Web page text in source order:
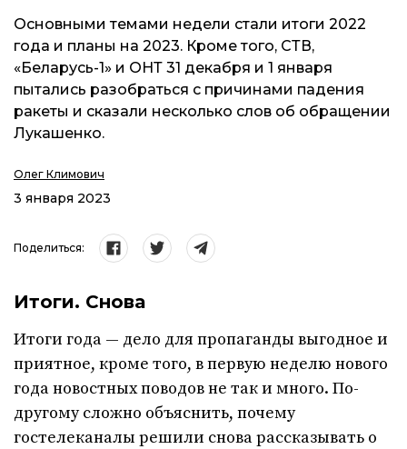
Основными темами недели стали итоги 2022
года и планы на 2023. Кроме того, СТВ,
«Беларусь-1» и ОНТ 31 декабря и 1 января
пытались разобраться с причинами падения
ракеты и сказали несколько слов об обращении
Лукашенко.
Олег Климович
3 января 2023
Поделиться:
Итоги. Снова
Итоги года — дело для пропаганды выгодное и
приятное, кроме того, в первую неделю нового
года новостных поводов не так и много. По-
другому сложно объяснить, почему
гостелеканалы решили снова рассказывать о